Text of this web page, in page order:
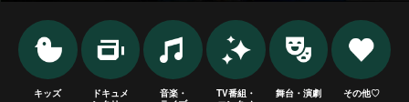
キッズ
ドキュメ
音楽・
TV番組・
舞台・演劇 その他♡